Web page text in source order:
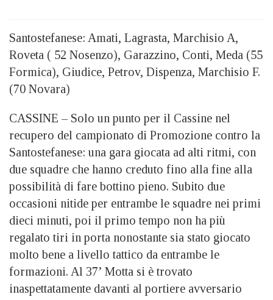
Santostefanese: Amati, Lagrasta, Marchisio A,
Roveta ( 52 Nosenzo), Garazzino, Conti, Meda (55
Formica), Giudice, Petrov, Dispenza, Marchisio F.
(70 Novara)
CASSINE – Solo un punto per il Cassine nel
recupero del campionato di Promozione contro la
Santostefanese: una gara giocata ad alti ritmi, con
due squadre che hanno creduto fino alla fine alla
possibilità di fare bottino pieno. Subito due
occasioni nitide per entrambe le squadre nei primi
dieci minuti, poi il primo tempo non ha più
regalato tiri in porta nonostante sia stato giocato
molto bene a livello tattico da entrambe le
formazioni. Al 37’ Motta si è trovato
inaspettatamente davanti al portiere avversario